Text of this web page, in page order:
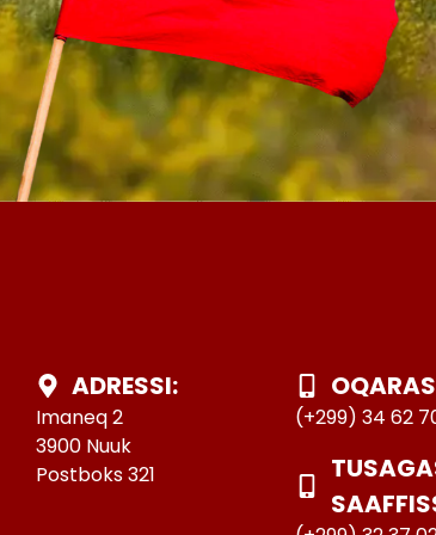
ADRESSI:
Imaneq 2
3900 Nuuk
Postboks 321
(+299) 34 62